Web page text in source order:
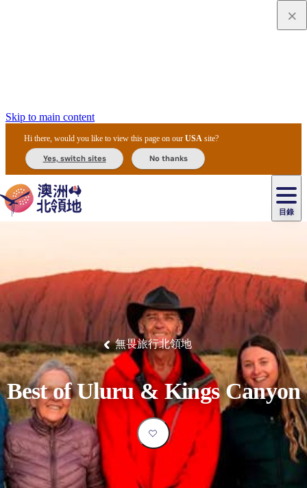
Skip to main content
Hi there, would you like to view this page on ourUSA site?
Yes, switch sites No thanks
目錄
主
目
錄
必
訪
景
點
最
受
歡
迎
目
的
地
文泉
烏
魯
魯
家
園
特
國
家
公
卡
家
公
園
提
維
群
島
東
阿
納
姆
地
馬
塔
蘭
卡
溫
泉
池
尼
特
米
魯
克
國
家
公
魯
卡
魯
/
魔
鬼
大
理
石
保
區
馬
古
克
瀑
布
茨
奧
里
查
/
西
麥
克
唐
納
家
公
園
體
驗
旅
客
類
型
驗略
與
活
動
和
險
野
生
動
植
歷
與
文
物
釣
魚
豪
華
旅
游
露
營
和
豪
華
野
營
自
駕
規
劃
和
預
訂
宿團
通
工
具
無畏旅行北領地
Best of Uluru & Kings Canyon